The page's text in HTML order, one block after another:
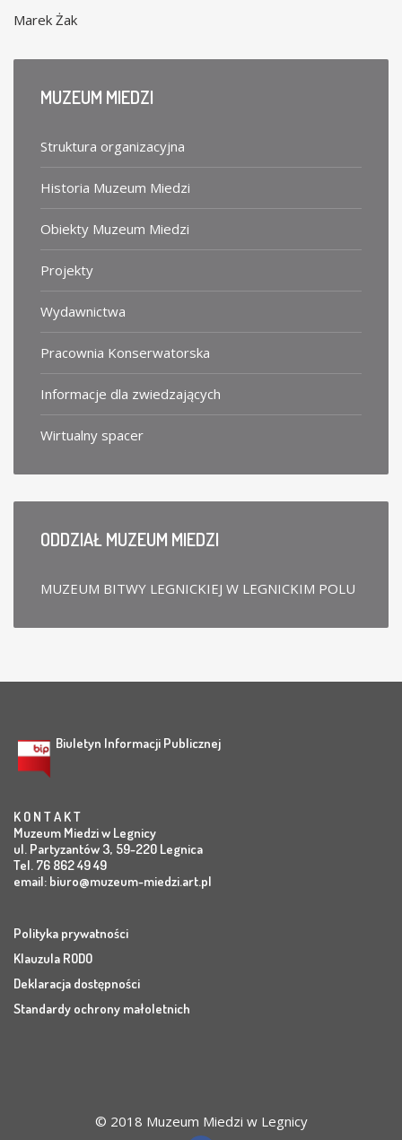
Marek Żak
MUZEUM MIEDZI
Struktura organizacyjna
Historia Muzeum Miedzi
Obiekty Muzeum Miedzi
Projekty
Wydawnictwa
Pracownia Konserwatorska
Informacje dla zwiedzających
Wirtualny spacer
ODDZIAŁMUZEUM MIEDZI
MUZEUM BITWY LEGNICKIEJ W LEGNICKIM POLU
Biuletyn Informacji Publicznej
K O N T A K T
Muzeum Miedzi w Legnicy
ul. Partyzantów 3, 59-220 Legnica
Tel. 76 862 49 49
email: biuro@muzeum-miedzi.art.pl
Polityka prywatności
Klauzula RODO
Deklaracja dostępności
Standardy ochrony małoletnich
© 2018 Muzeum Miedzi w Legnicy